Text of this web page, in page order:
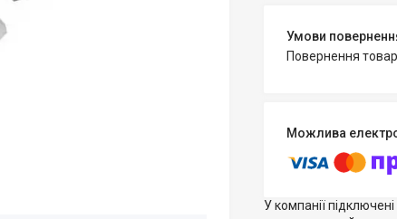
повернення
У компанії